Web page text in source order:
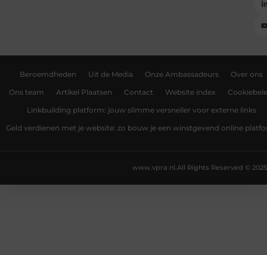
Beroemdheden Uit de Media Onze Ambassadeurs Over ons
Ons team Artikel Plaatsen Contact Website index
Linkbuilding platform: jouw slimme versneller voor externe links
Geld verdienen met je website: zo bouw je een winstgevend online
All Rights Reserved © 2025
www.vpra.nl.